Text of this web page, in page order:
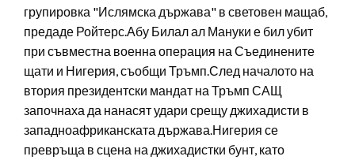
групировка "Ислямска държава" в световен мащаб,
предаде Ройтерс.Абу Билал ал Мануки е бил убит
при съвместна военна операция на Съединените
щати и Нигерия, съобщи Тръмп.След началото на
втория президентски мандат на Тръмп САЩ
започнаха да нанасят удари срещу джихадисти в
западноафриканската държава.Нигерия се
превръща в сцена на джихадистки бунт, като